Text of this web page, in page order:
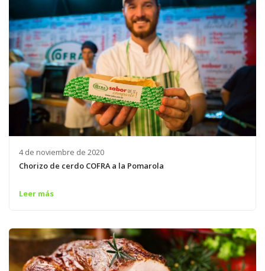
4 de noviembre de 2020
Chorizo de cerdo COFRA a la Pomarola
Leer más